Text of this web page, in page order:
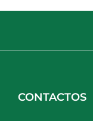
CONTACTOS